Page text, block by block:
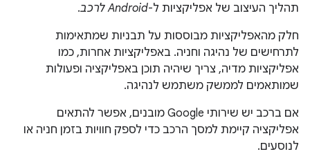
תהליך העיצוב של אפליקציות ל-Android לרכב
.
חלק מהאפליקציות מבוססות על תבניות שמתאימות
לתרחישים של נהיגה וחניה. באפליקציות אחרות, כמו
אפליקציות מדיה, צריך שיהיה תוכן באפליקציה ופעולות
שמותאמים לממשק משתמש לנהיגה.
אם ברכב יש שירותי Google מובנים, אפשר להתאים
אפליקציה קיימת למסך הרכב כדי לספק חוויות בזמן חניה או
לנוסעים.